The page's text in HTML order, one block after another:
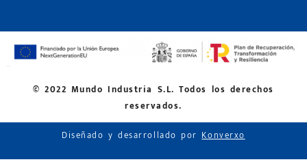
© 2022 Mundo Industria S.L. Todos los derechos
reservados.
Diseñado y desarrollado porKonverxo